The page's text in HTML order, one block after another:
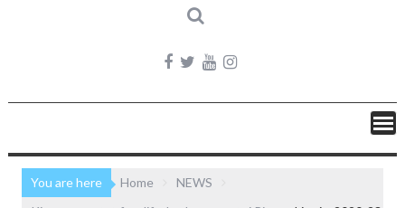
You are here Home
NEWS